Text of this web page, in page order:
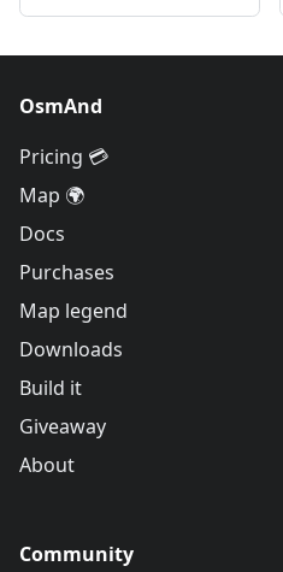
OsmAnd
Pricing 💳
Map 🌍
Docs
Purchases
Map legend
Downloads
Build it
Giveaway
About
Community